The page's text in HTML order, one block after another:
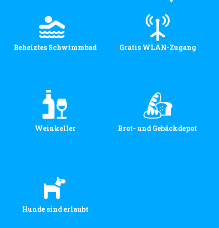
Beheiztes Schwimmbad Gratis WLAN-Zugang
Weinkeller Brot- und Gebäckdepot
Hunde sind erlaubt